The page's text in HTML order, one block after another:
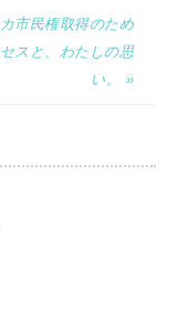
市民権取得のため
スと、わたしの思
い。 »